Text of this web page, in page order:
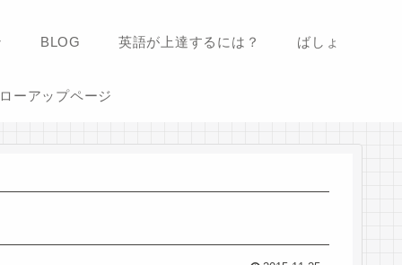
BLOG 英語が上達するには？ ばしょ
ーアップページ